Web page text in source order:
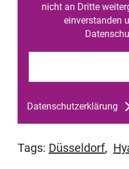
nicht an Dritte
einverstanden
Datenschutzerklärung
Tags: Düsseldorf,